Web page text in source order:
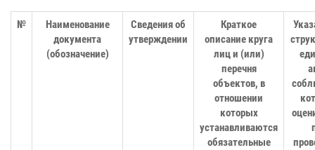
№
Наименование
документа
(обозначение)
Сведения об
утверждении
Краткое
описание круга
лиц и (или)
перечня
объектов, в
отношении
которых
устанавливаются
обязательные